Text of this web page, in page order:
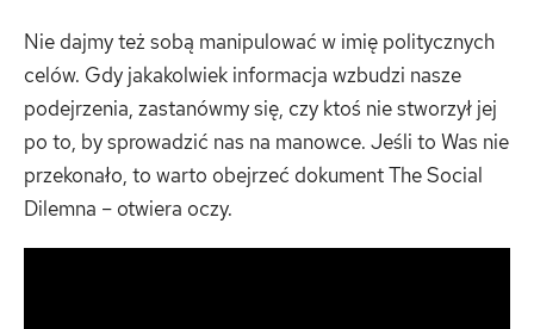
Nie dajmy też sobą manipulować w imię politycznych
celów. Gdy jakakolwiek informacja wzbudzi nasze
podejrzenia, zastanówmy się, czy ktoś nie stworzył jej
po to, by sprowadzić nas na manowce. Jeśli to Was nie
przekonało, to warto obejrzeć dokument The Social
Dilemna – otwiera oczy.